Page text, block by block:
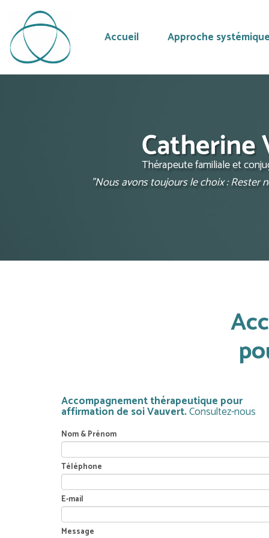
Accueil Approche systémique
Thérapeute familiale et
"Nous avons toujours le choix : Rester
Accompagnement thérapeutique pour
affirmation de soi Vauvert.Consultez-nous
Nom & Prénom
Téléphone
E-mail
Message